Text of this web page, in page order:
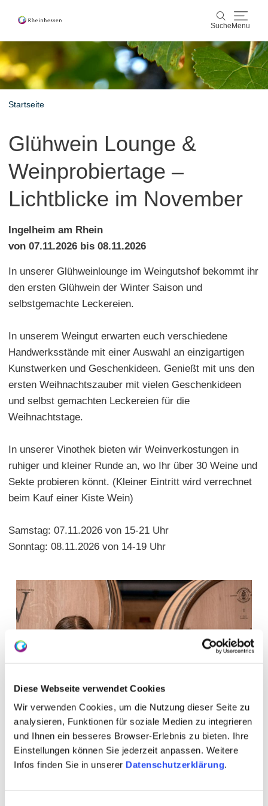
Diese Webseite verwendet Cookies
Wir verwenden Cookies, um die Nutzung dieser Seite zu
analysieren, Funktionen für soziale Medien zu integrieren
und Ihnen ein besseres Browser-Erlebnis zu bieten. Ihre
Einstellungen können Sie jederzeit anpassen. Weitere
Infos finden Sie in unserer Datenschutzerklärung.
Suche Menu
Suche
Wein & Genuss
Veranstaltungen
Buchung & Service
Startseite
Glühwein Lounge &
Weinprobiertage –
Lichtblicke im November
Ingelheim am Rhein
von 07.11.2026 bis 08.11.2026
In unserer Glühweinlounge im Weingutshof bekommt ihr
den ersten Glühwein der Winter Saison und
selbstgemachte Leckereien.
In unserem Weingut erwarten euch verschiedene
Handwerksstände mit einer Auswahl an einzigartigen
Kunstwerken und Geschenkideen. Genießt mit uns den
ersten Weihnachtszauber mit vielen Geschenkideen
und selbst gemachten Leckereien für die
Weihnachtstage.
In unserer Vinothek bieten wir Weinverkostungen in
ruhiger und kleiner Runde an, wo Ihr über 30 Weine und
Sekte probieren könnt. (Kleiner Eintritt wird verrechnet
beim Kauf einer Kiste Wein)
Samstag: 07.11.2026 von 15-21 Uhr
Sonntag: 08.11.2026 von 14-19 Uhr